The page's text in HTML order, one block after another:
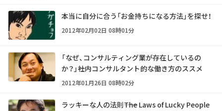
本当に自分に合う「お金持ちになる方法」を探せ！
2012年02月02日 08時01分
「なぜ、コンサルティング業が存在しているの
か？」――社内コンサルタント的な働き方のススメ
2012年01月26日 08時02分
ラッキーな人の法則――The Laws of Lucky People